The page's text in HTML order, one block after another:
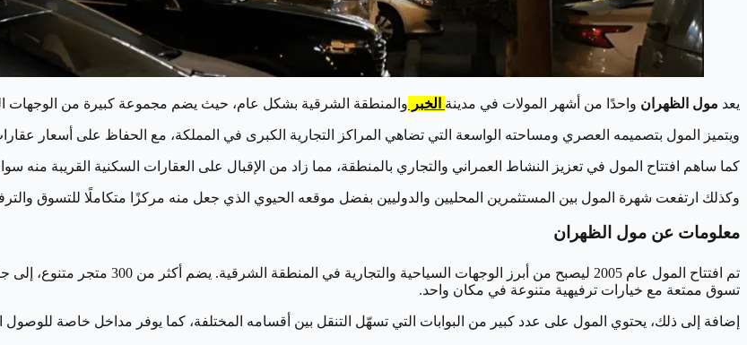
يعد مول الظهران واحدًا من أشهر المولات في مدينة الخبر والمنطقة الشرقية بشكل عام، حيث يضم مجموعة كبيرة من الوجهات
ويتميز المول بتصميمه العصري ومساحته الواسعة التي تضاهي المراكز التجارية الكبرى في المملكة، مع الحفاظ على أسعار
كما ساهم افتتاح المول في تعزيز النشاط العمراني والتجاري بالمنطقة، مما زاد من الإقبال على العقارات السكنية القريبة منه
وكذلك ارتفعت شهرة المول بين المستثمرين المحليين والدوليين بفضل موقعه الحيوي الذي جعل منه مركزًا متكاملًا للتسوق
معلومات عن مول الظهران
تم افتتاح المول عام 2005 ليصبح من
تسوق ممتعة مع خيارات ترفيهية متنوعة في مكان واحد.
إضافة إلى ذلك، يحتوي المول على عدد كبير من البوابات التي تسهّل التنقل بين أقسامه المختلفة، كما يوفر مداخل خاصة